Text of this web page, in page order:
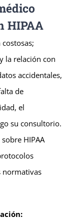
HIPAA
la relación con
accidentales,
de
el
su consultorio.
HIPAA
normativas